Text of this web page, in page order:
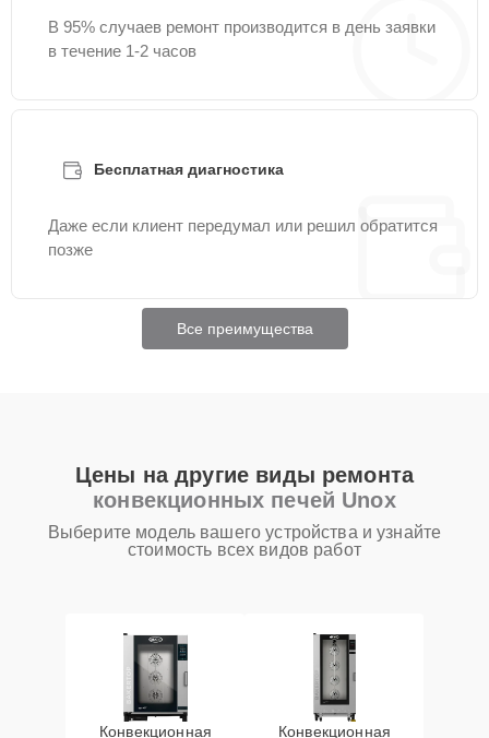
В 95% случаев ремонт производится в день заявки
в течение 1-2 часов
Бесплатная диагностика
Даже если клиент передумал или решил обратится
позже
Все преимущества
Цены на другие виды ремонта
конвекционных печей Unox
Выберите модель вашего устройства и узнайте
стоимость всех видов работ
Конвекционная Конвекционная